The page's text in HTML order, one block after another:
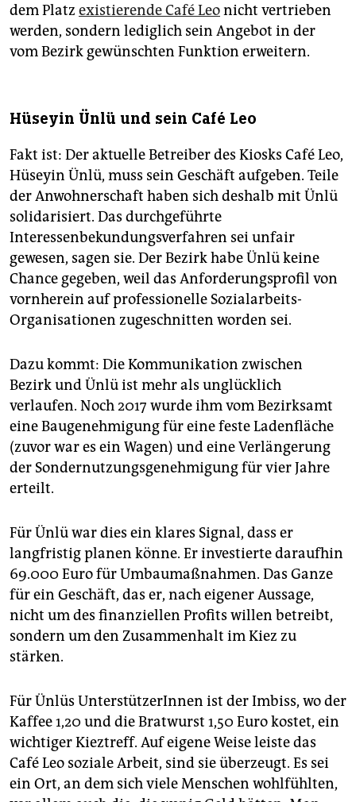
dem Platz existierende Café Leonicht vertrieben
werden, sondern lediglich sein Angebot in der
vom Bezirk gewünschten Funktion erweitern.
Hüseyin Ünlü und sein Café Leo
Fakt ist: Der aktuelle Betreiber des Kiosks Café Leo,
Hüseyin Ünlü, muss sein Geschäft aufgeben. Teile
der Anwohnerschaft haben sich deshalb mit Ünlü
solidarisiert. Das durchgeführte
Interessenbekundungsverfahren sei unfair
gewesen, sagen sie. Der Bezirk habe Ünlü keine
Chance gegeben, weil das Anforderungsprofil von
vornherein auf professionelle Sozialarbeits-
Organisationen zugeschnitten worden sei.
Dazu kommt: Die Kommunikation zwischen
Bezirk und Ünlü ist mehr als unglücklich
verlaufen. Noch 2017 wurde ihm vom Bezirksamt
eine Baugenehmigung für eine feste Ladenfläche
(zuvor war es ein Wagen) und eine Verlängerung
der Sondernutzungsgenehmigung für vier Jahre
erteilt.
Für Ünlü war dies ein klares Signal, dass er
langfristig planen könne. Er investierte daraufhin
69.000 Euro für Umbaumaßnahmen. Das Ganze
für ein Geschäft, das er, nach eigener Aussage,
nicht um des finanziellen Profits willen betreibt,
sondern um den Zusammenhalt im Kiez zu
stärken.
Für Ünlüs UnterstützerInnen ist der Imbiss, wo der
Kaffee 1,20 und die Bratwurst 1,50 Euro kostet, ein
wichtiger Kieztreff. Auf eigene Weise leiste das
Café Leo soziale Arbeit, sind sie überzeugt. Es sei
ein Ort, an dem sich viele Menschen wohlfühlten,